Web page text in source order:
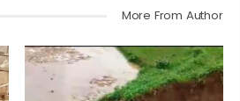
More From Author